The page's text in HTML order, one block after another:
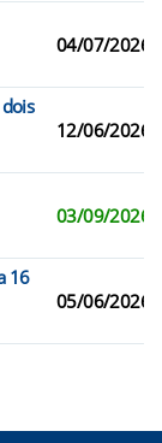
04/07/2026
12/06/2026
03/09/2026
16
05/06/2026